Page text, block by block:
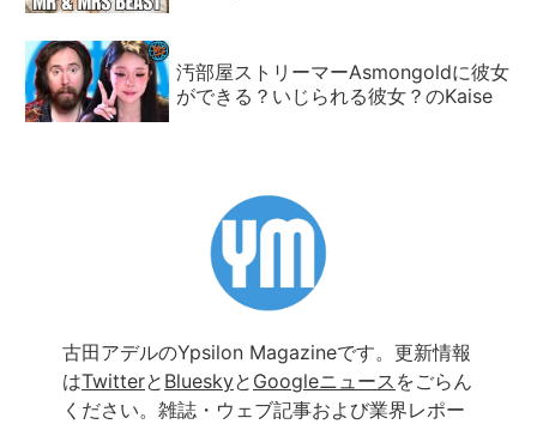
汚部屋ストリーマーAsmongoldに彼女
ができる？いじられる彼女？のKaise
古田アデルのYpsilon Magazineです。更新情報
はTwitterと Blueskyと Googleニュース をごらん
ください。雑誌・ウェブ記事および業界レポー